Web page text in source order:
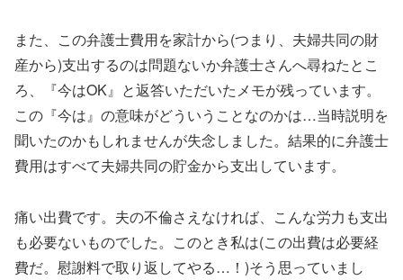
また、この弁護士費用を家計から(つまり、夫婦共同の財
産から)支出するのは問題ないか弁護士さんへ尋ねたとこ
ろ、『今はOK』と返答いただいたメモが残っています。
この『今は』の意味がどういうことなのかは…当時説明を
聞いたのかもしれませんが失念しました。結果的に弁護士
費用はすべて夫婦共同の貯金から支出しています。
痛い出費です。夫の不倫さえなければ、こんな労力も支出
も必要ないものでした。このとき私は(この出費は必要経
費だ。慰謝料で取り返してやる…！)そう思っていまし